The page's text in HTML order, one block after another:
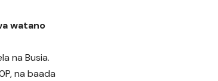
watano
na Busia.
na baada